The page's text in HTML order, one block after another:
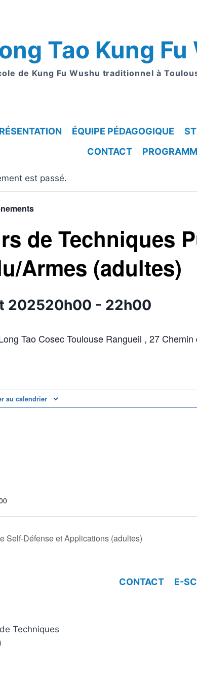
Tao Kung
de Kung Fu Wushu traditionnel à
ÉQUIPE PÉDAGOGIQUE
CONTACT
est passé.
de Techniques
Armes (adultes)
202520h00 - 22h00
Tao Cosec Toulouse Rangueil , 27
au calendrier
Self-Défense et Applications (adultes)
CONTACT E-
Techniques